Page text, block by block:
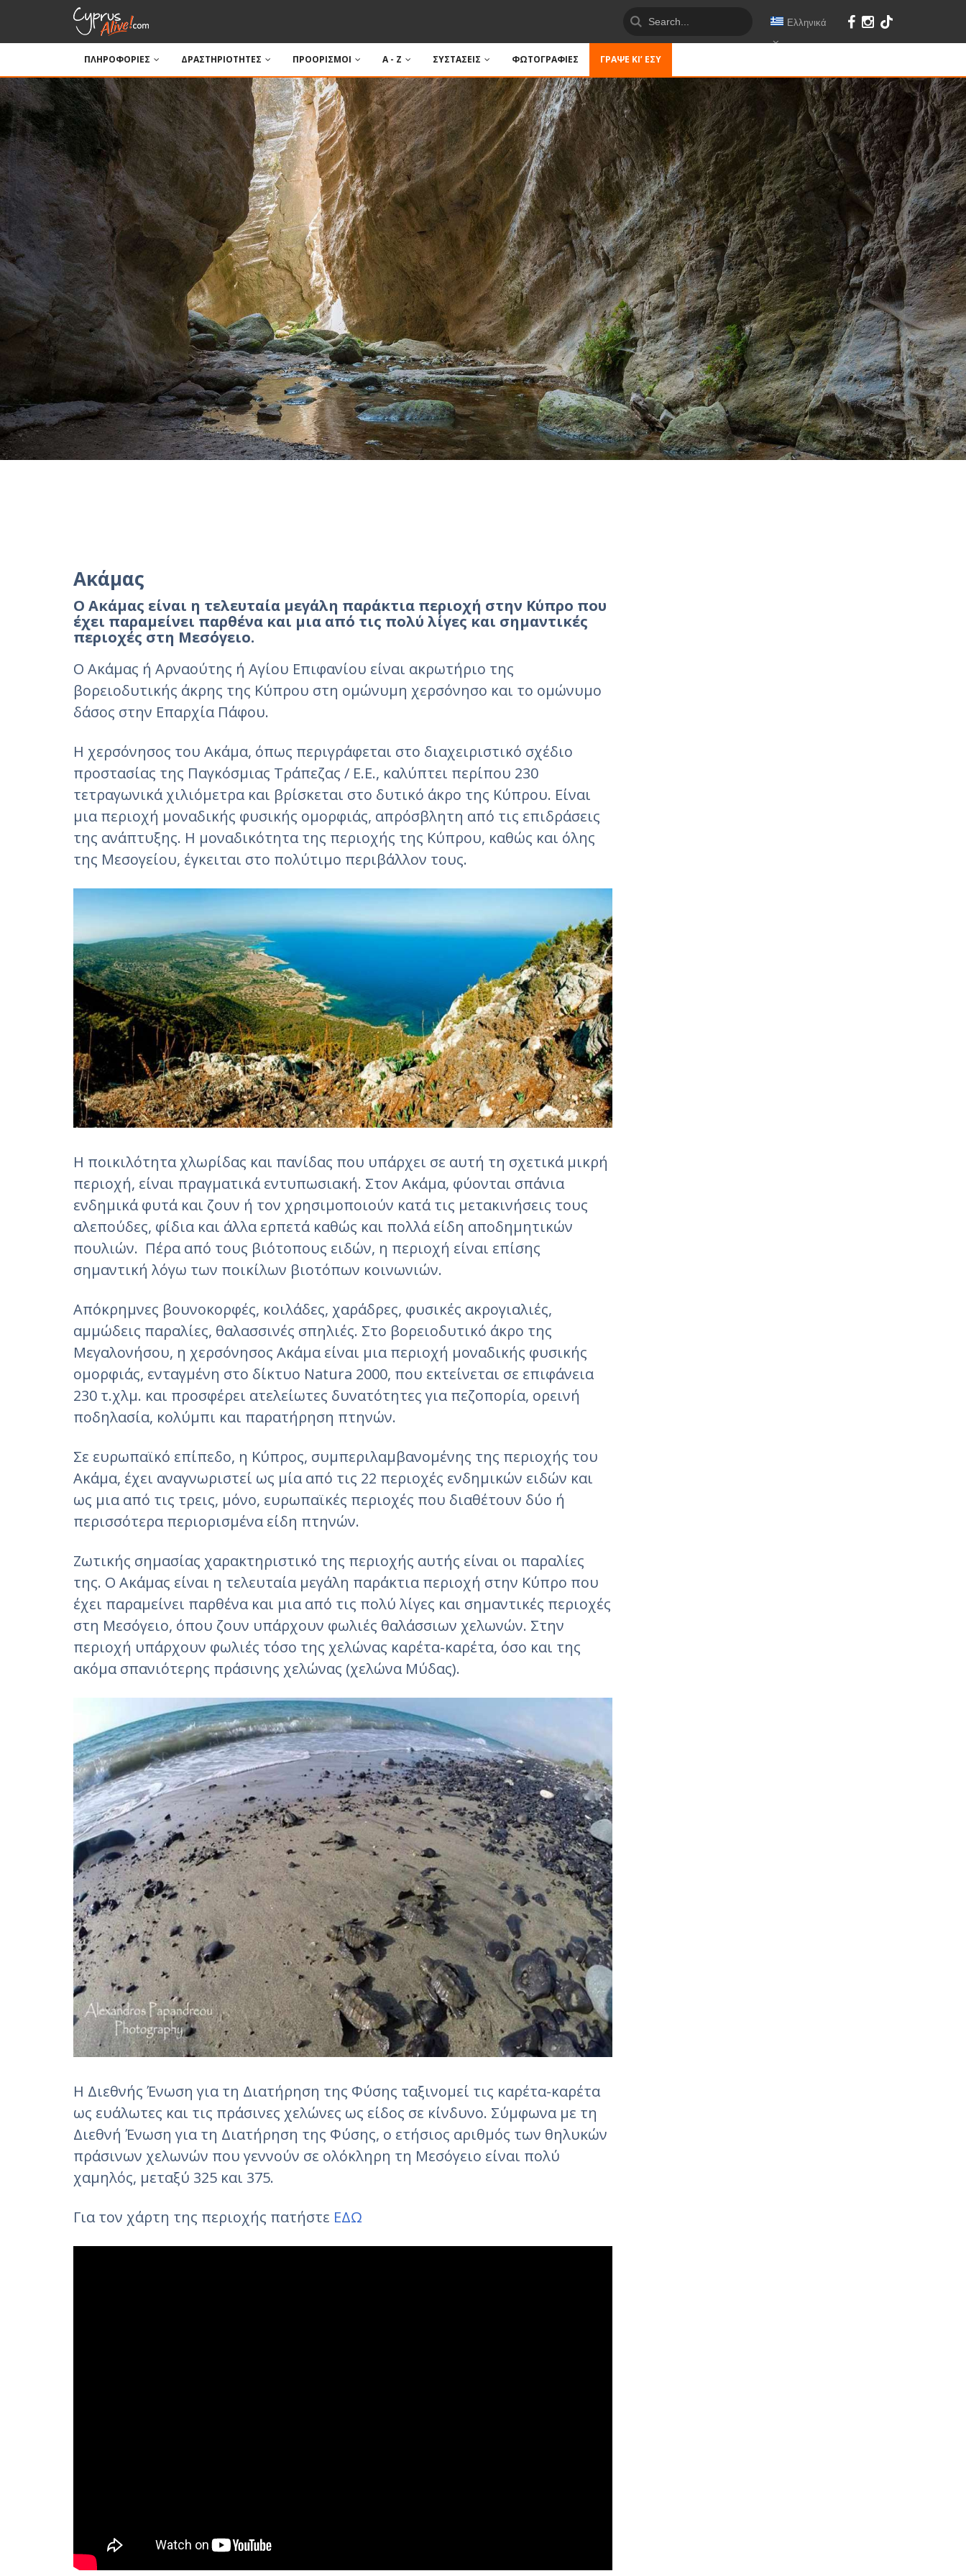
Ελληνικά
ΠΛΗΡΟΦΟΡΙΕΣ ΔΡΑΣΤΗΡΙΟΤΗΤΕΣ ΠΡΟΟΡΙΣΜΟΙ A - Z ΣΥΣΤΑΣΕΙΣ ΦΩΤΟΓΡΑΦΙΕΣ ΓΡΆΨΕ ΚΙ’ ΕΣΎ
Ακάμας
Ο Ακάμας είναι η τελευταία μεγάλη παράκτια περιοχή στην Κύπρο που
έχει παραμείνει παρθένα και μια από τις πολύ λίγες και σημαντικές
περιοχές στη Μεσόγειο.
Ο Ακάμας ή Αρναούτης ή Αγίου Επιφανίου είναι ακρωτήριο της
βορειοδυτικής άκρης της Κύπρου στη ομώνυμη χερσόνησο και το ομώνυμο
δάσος στην Επαρχία Πάφου.
Η χερσόνησος του Ακάμα, όπως περιγράφεται στο διαχειριστικό σχέδιο
προστασίας της Παγκόσμιας Τράπεζας / Ε.Ε., καλύπτει περίπου 230
τετραγωνικά χιλιόμετρα και βρίσκεται στο δυτικό άκρο της Κύπρου. Είναι
μια περιοχή μοναδικής φυσικής ομορφιάς, απρόσβλητη από τις επιδράσεις
της ανάπτυξης. Η μοναδικότητα της περιοχής της Κύπρου, καθώς και όλης
της Μεσογείου, έγκειται στο πολύτιμο περιβάλλον τους.
Η ποικιλότητα χλωρίδας και πανίδας που υπάρχει σε αυτή τη σχετικά μικρή
περιοχή, είναι πραγματικά εντυπωσιακή. Στον Ακάμα, φύονται σπάνια
ενδημικά φυτά και ζουν ή τον χρησιμοποιούν κατά τις μετακινήσεις τους
αλεπούδες, φίδια και άλλα ερπετά καθώς και πολλά είδη αποδημητικών
πουλιών. Πέρα από τους βιότοπους ειδών, η περιοχή είναι επίσης
σημαντική λόγω των ποικίλων βιοτόπων κοινωνιών.
Απόκρημνες βουνοκορφές, κοιλάδες, χαράδρες, φυσικές ακρογιαλιές,
αμμώδεις παραλίες, θαλασσινές σπηλιές. Στο βορειοδυτικό άκρο της
Μεγαλονήσου, η χερσόνησος Ακάμα είναι μια περιοχή μοναδικής φυσικής
ομορφιάς, ενταγμένη στο δίκτυο Natura 2000, που εκτείνεται σε επιφάνεια
230 τ.χλμ. και προσφέρει ατελείωτες δυνατότητες για πεζοπορία, ορεινή
ποδηλασία, κολύμπι και παρατήρηση πτηνών.
Σε ευρωπαϊκό επίπεδο, η Κύπρος, συμπεριλαμβανομένης της περιοχής του
Ακάμα, έχει αναγνωριστεί ως μία από τις 22 περιοχές ενδημικών ειδών και
ως μια από τις τρεις, μόνο, ευρωπαϊκές περιοχές που διαθέτουν δύο ή
περισσότερα περιορισμένα είδη πτηνών.
Ζωτικής σημασίας χαρακτηριστικό της περιοχής αυτής είναι οι παραλίες
της. Ο Ακάμας είναι η τελευταία μεγάλη παράκτια περιοχή στην Κύπρο που
έχει παραμείνει παρθένα και μια από τις πολύ λίγες και σημαντικές περιοχές
στη Μεσόγειο, όπου ζουν υπάρχουν φωλιές θαλάσσιων χελωνών. Στην
περιοχή υπάρχουν φωλιές τόσο της χελώνας καρέτα-καρέτα, όσο και της
ακόμα σπανιότερης πράσινης χελώνας (χελώνα Μύδας).
Η Διεθνής Ένωση για τη Διατήρηση της Φύσης ταξινομεί τις καρέτα-καρέτα
ως ευάλωτες και τις πράσινες χελώνες ως είδος σε κίνδυνο. Σύμφωνα με τη
Διεθνή Ένωση για τη Διατήρηση της Φύσης, ο ετήσιος αριθμός των θηλυκών
πράσινων χελωνών που γεννούν σε ολόκληρη τη Μεσόγειο είναι πολύ
χαμηλός, μεταξύ 325 και 375.
Για τον χάρτη της περιοχής πατήστε ΕΔΩ